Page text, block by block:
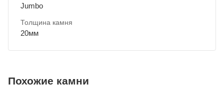
Jumbo
Толщина камня
20мм
Похожие камни